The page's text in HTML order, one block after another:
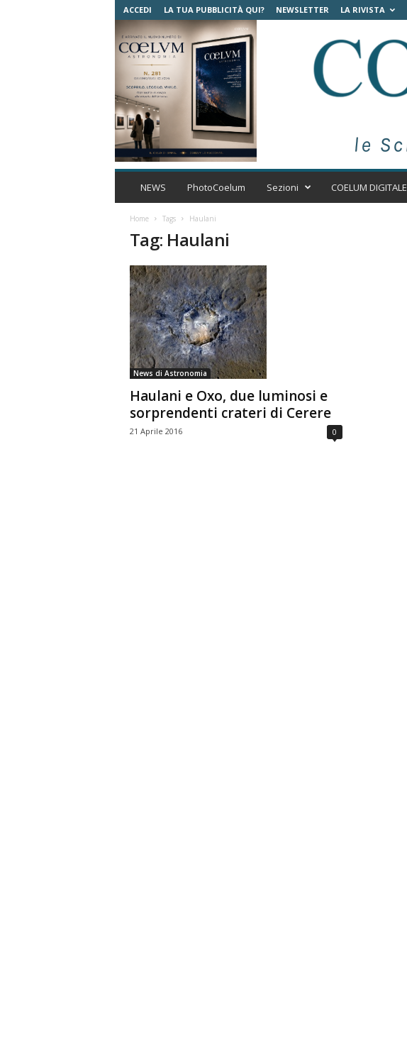
ACCEDI LA TUA PUBBLICITÀ QUI? NEWSLETTER LA RIVISTA
C
s
t
r
o
n
o
m
i
a
NEWS PhotoCoelum Sezioni COELUM DIGITALE
Home Tags Haulani
Tag: Haulani
News di Astronomia
Haulani e Oxo, due luminosi e
sorprendenti crateri di Cerere
21 Aprile 2016 0